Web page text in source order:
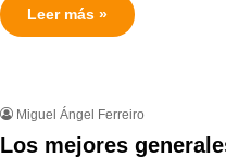
Leer más »
Miguel Ángel Ferreiro
Los mejores